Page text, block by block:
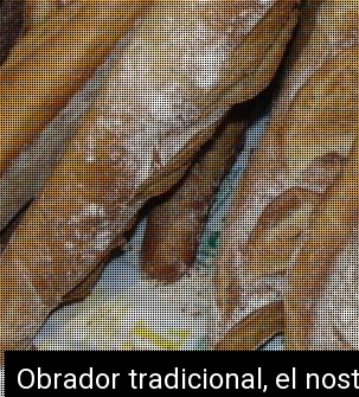
Obrador tradicional, el